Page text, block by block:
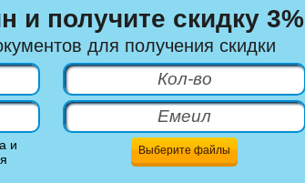
и получите скидку 3%
для получения скидки
и
Выберите файлы